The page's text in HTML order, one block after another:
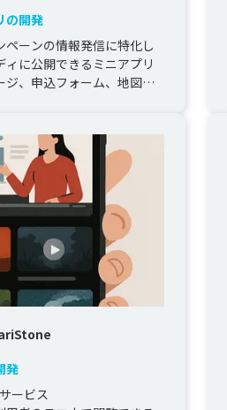
の開発
ーンの情報発信に特化し
に公開できるミニアプリ
、申込フォーム、地図連
発
ービス